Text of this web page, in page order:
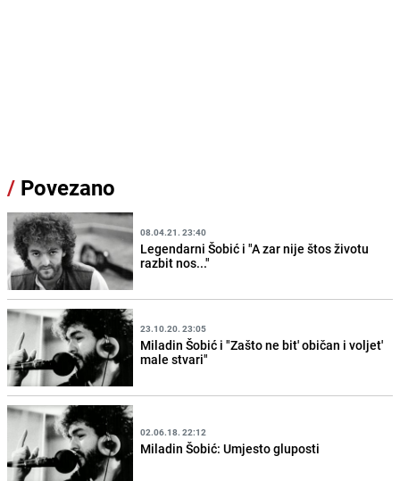
/ Povezano
08.04.21. 23:40
Legendarni Šobić i "A zar nije štos životu
razbit nos..."
23.10.20. 23:05
Miladin Šobić i "Zašto ne bit' običan i voljet'
male stvari"
02.06.18. 22:12
Miladin Šobić: Umjesto gluposti